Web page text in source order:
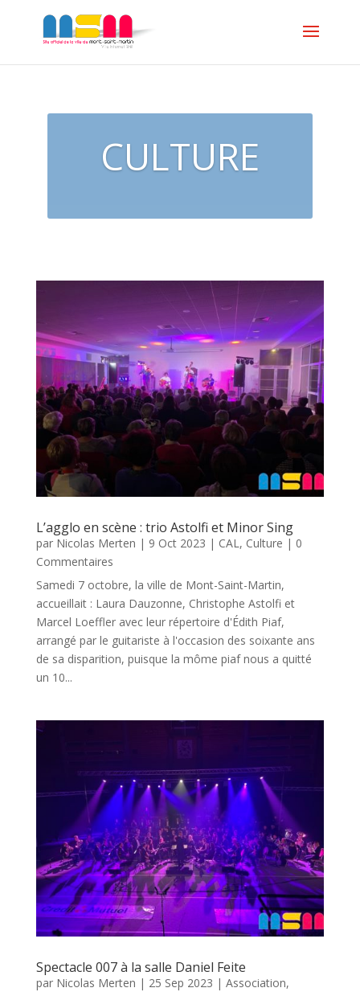
CULTURE
L’agglo en scène : trio Astolfi et Minor Sing
par Nicolas Merten | 9 Oct 2023 | CAL , Culture | 0
Commentaires
Samedi 7 octobre, la ville de Mont-Saint-Martin,
accueillait : Laura Dauzonne, Christophe Astolfi et
Marcel Loeffler avec leur répertoire d'Édith Piaf,
arrangé par le guitariste à l'occasion des soixante ans
de sa disparition, puisque la môme piaf nous a quitté
un 10...
Spectacle 007 à la salle Daniel Feite
par Nicolas Merten | 25 Sep 2023 | Association,